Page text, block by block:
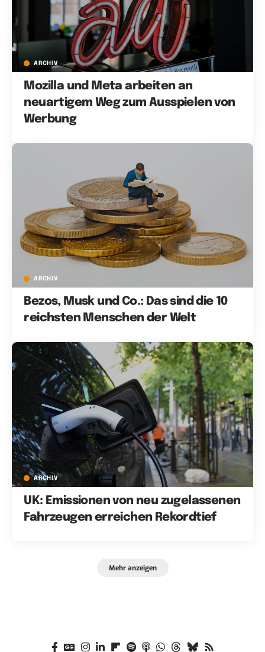
ARCHIV
Mozilla und Meta arbeiten an
neuartigem Weg zum Ausspielen von
Werbung
ARCHIV
Bezos, Musk und Co.: Das sind die 10
reichsten Menschen der Welt
ARCHIV
UK: Emissionen von neu zugelassenen
Fahrzeugen erreichen Rekordtief
Mehr anzeigen